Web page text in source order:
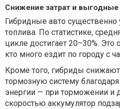
Снижение затрат и
Гибридные авто
топлива. По статистике,
цикле достигает 20–30%. Это
кто много ездит по городу с
Кроме того, гибриды снижают
тормозную систему
энергии — при торможении и
скоростью аккумулятор